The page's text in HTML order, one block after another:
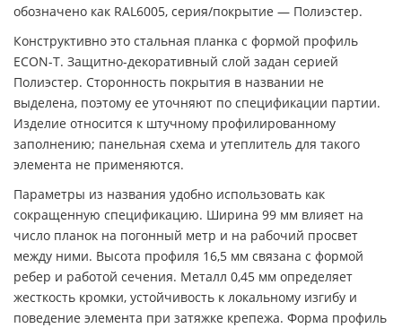
обозначено как RAL6005, серия/покрытие — Полиэстер.
Конструктивно это стальная планка с формой профиль
ECON-T. Защитно-декоративный слой задан серией
Полиэстер. Сторонность покрытия в названии не
выделена, поэтому ее уточняют по спецификации партии.
Изделие относится к штучному профилированному
заполнению; панельная схема и утеплитель для такого
элемента не применяются.
Параметры из названия удобно использовать как
сокращенную спецификацию. Ширина 99 мм влияет на
число планок на погонный метр и на рабочий просвет
между ними. Высота профиля 16,5 мм связана с формой
ребер и работой сечения. Металл 0,45 мм определяет
жесткость кромки, устойчивость к локальному изгибу и
поведение элемента при затяжке крепежа. Форма профиль